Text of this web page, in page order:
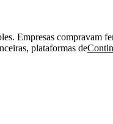
Empresas compravam
plataformas de